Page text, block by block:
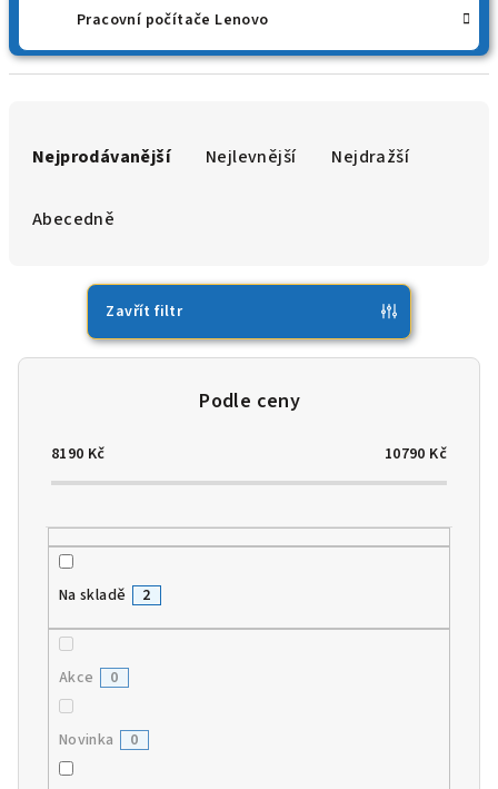
Pracovní počítače Lenovo
Nejprodávanější Nejlevnější Nejdražší
Abecedně
Zavřít filtr
8190 Kč 10790 Kč
Na skladě 2
Akce 0
Novinka 0